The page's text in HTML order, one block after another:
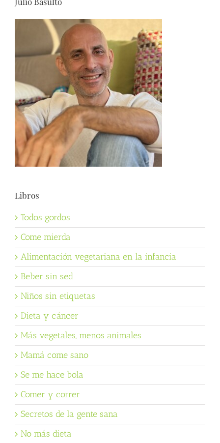
Libros
Todos gordos
Come mierda
Alimentación vegetariana en la infancia
Beber sin sed
Niños sin etiquetas
Dieta y cáncer
Más vegetales, menos animales
Mamá come sano
Se me hace bola
Comer y correr
Secretos de la gente sana
No más dieta